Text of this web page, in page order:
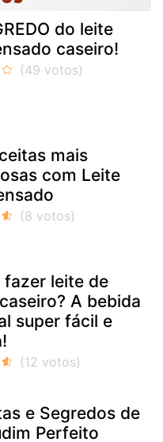
do leite
caseiro!
mais
com Leite
fazer leite de
A bebida
super fácil e
e Segredos de
Perfeito